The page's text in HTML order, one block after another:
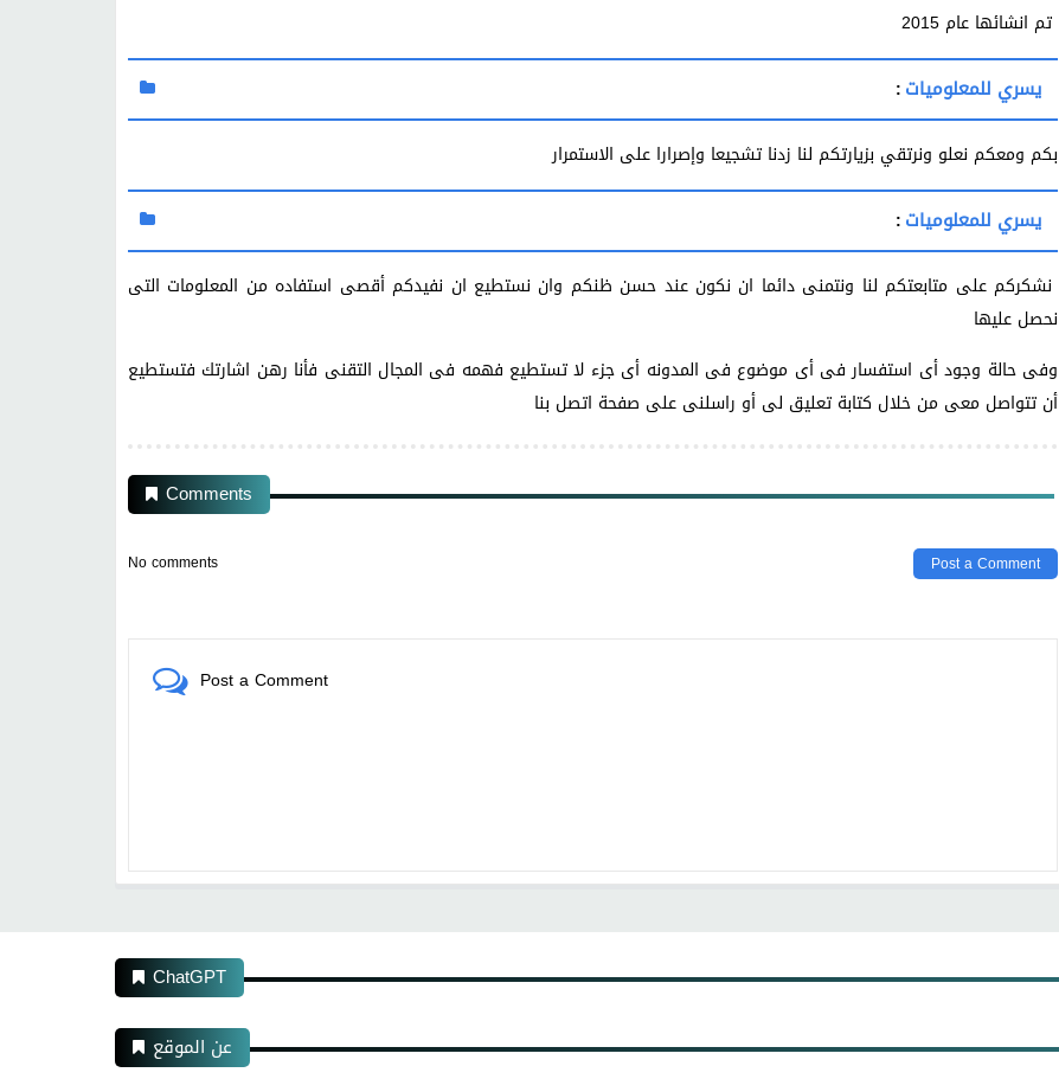
تم انشائها عام 2015
يسري للمعلوميات:
بكم ومعكم نعلو ونرتقي بزيارتكم لنا زدنا تشجيعا وإصرارا على الاستمرار
يسري للمعلوميات:
نشكركم على متابعتكم لنا ونتمنى دائما ان نكون عند حسن ظنكم وان نستطيع ان نفيدكم أقصى استفاده من المعلومات التى
نحصل عليها
وفى حالة وجود أى استفسار فى أى موضوع فى المدونه أى جزء لا تستطيع فهمه فى المجال التقنى فأنا رهن اشارتك فتستطيع
أن تتواصل معى من خلال كتابة تعليق لى أو راسلنى على صفحة اتصل بنا
Comments
No comments Post a Comment
Post a Comment
ChatGPT
عن الموقع